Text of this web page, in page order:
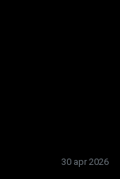
30 apr 2026